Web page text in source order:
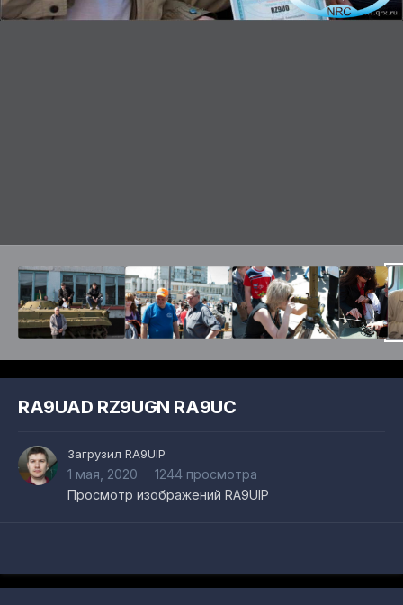
RA9UAD RZ9UGN RA9UC
Загрузил RA9UIP
1 мая, 2020
1244 просмотра
Просмотр изображений RA9UIP